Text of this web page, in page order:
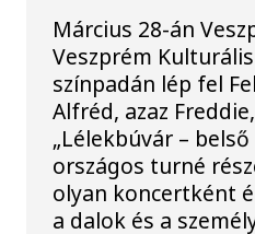
Március 28-án
Veszprém
színpadán lép fel
Alfréd, azaz
„Lélekbúvár –
országos turné
olyan koncertként
a dalok és a